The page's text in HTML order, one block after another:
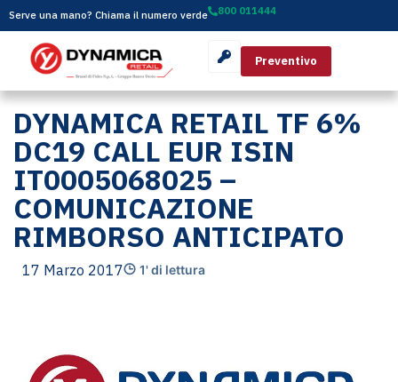
Serve una mano? Chiama il numero verde 800 011444
Preventivo
DYNAMICA RETAIL TF 6%
DC19 CALL EUR ISIN
IT0005068025 –
COMUNICAZIONE
RIMBORSO ANTICIPATO
17 Marzo 2017 1' di lettura